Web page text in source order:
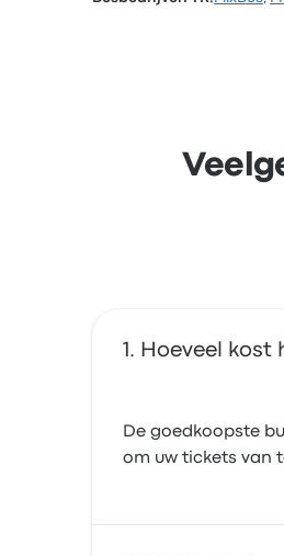
Hoeveel kost
De goedkoopste
om uw tickets van